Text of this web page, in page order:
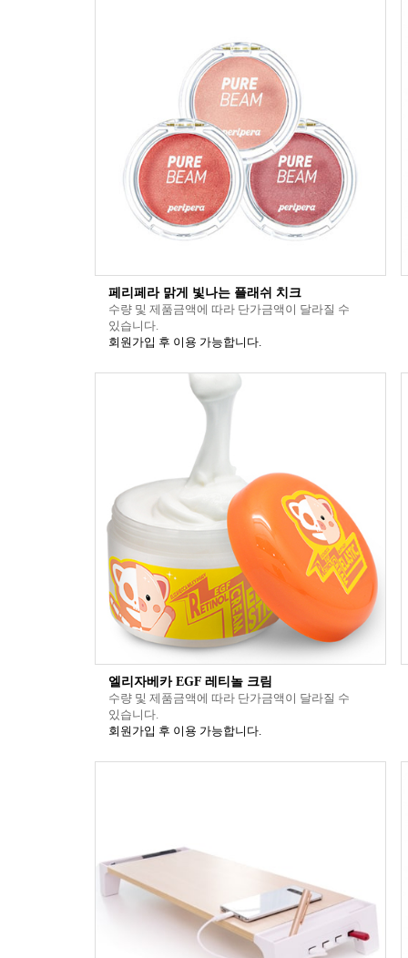
페리페라 맑게 빛나는 플래쉬 치크
수량 및 제품금액에 따라 단가금액이 달라질 수
있습니다.
회원가입 후 이용 가능합니다.
엘리자베카 EGF 레티놀 크림
수량 및 제품금액에 따라 단가금액이 달라질 수
있습니다.
회원가입 후 이용 가능합니다.